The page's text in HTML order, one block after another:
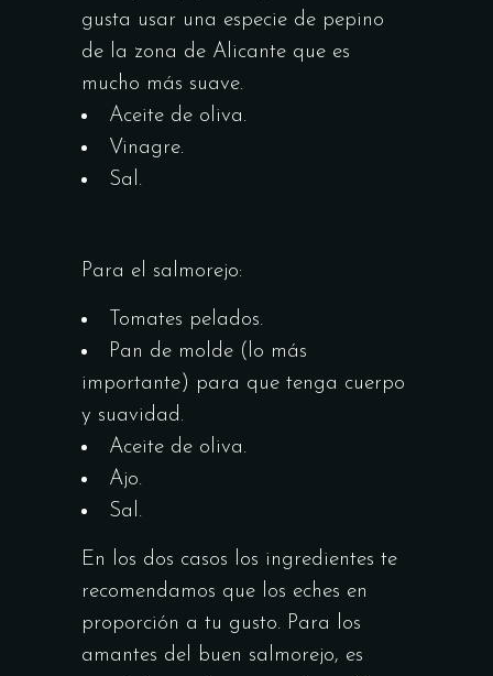
gusta usar una especie de pepino
de la zona de Alicante que es
mucho más suave.
Aceite de oliva.
Vinagre.
Sal.
Para el salmorejo:
Tomates pelados.
Pan de molde (lo más
importante) para que tenga cuerpo
y suavidad.
Aceite de oliva.
Ajo.
Sal.
En los dos casos los ingredientes te
recomendamos que los eches en
proporción a tu gusto. Para los
amantes del buen salmorejo, es